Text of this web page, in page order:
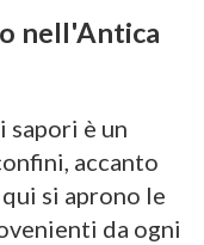
nell'Antica
sapori è un
accanto
si aprono le
da ogni